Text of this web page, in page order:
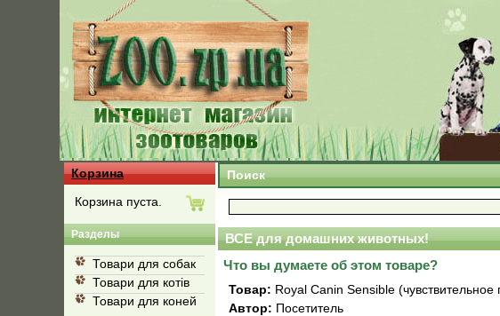
Корзина
Корзина пуста.
Разделы
Товари для собак
Товари для котів
Товари для коней
Поиск
ВСЕ для домашних животных!
Что вы думаете об этом товаре?
Товар: Royal Canin Sensible
Автор: Посетитель